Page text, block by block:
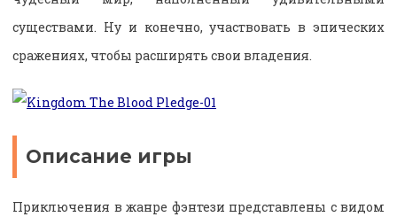
существами. Ну и конечно, участвовать в эпических
сражениях, чтобы расширять свои владения.
Описание игры
Приключения в жанре фэнтези представлены с видом